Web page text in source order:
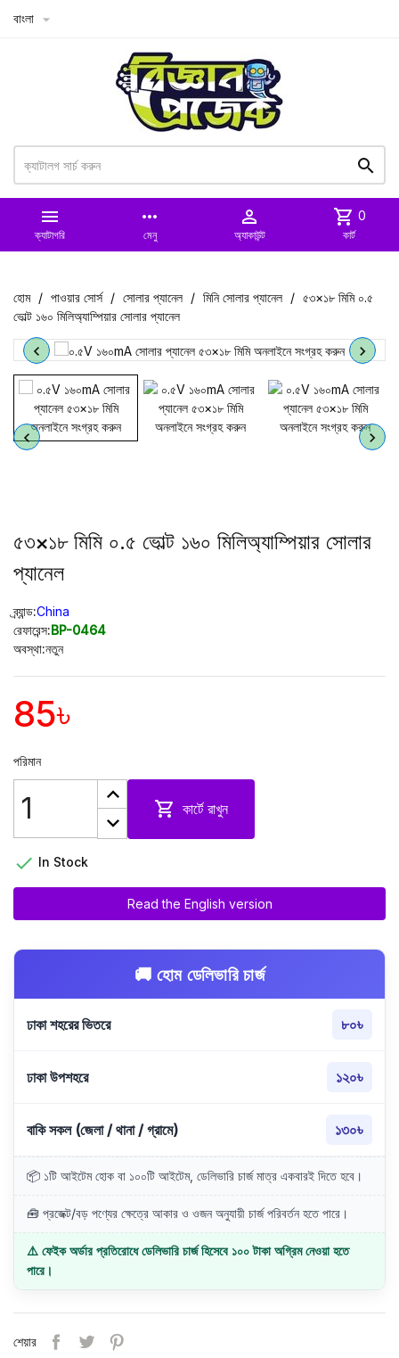
বাংলা 


ক্যাটাগরি
more_horiz
মেনু

অ্যাকাউন্ট
shopping_cart 0
কার্ট
হোম পাওয়ার সোর্স সোলার প্যানেল মিনি সোলার প্যানেল
৫৩×১৮ মিমি ০.৫
ভোল্ট ১৬০ মিলিঅ্যাম্পিয়ার সোলার প্যানেল
৫৩×১৮ মিমি ০.৫ ভোল্ট ১৬০ মিলিঅ্যাম্পিয়ার সোলার
প্যানেল
ব্র্যান্ড:China
রেফারেন্স:BP-0464
অবস্থা:নতুন
85৳
পরিমান
 কার্টে রাখুন
 In Stock
Read the English version
🚚 হোম ডেলিভারি চার্জ
ঢাকা শহরের ভিতরে ৮০৳
ঢাকা উপশহরে ১২০৳
বাকি সকল (জেলা / থানা / গ্রামে) ১৩০৳
📦 ১টি আইটেম হোক বা ১০০টি আইটেম, ডেলিভারি চার্জ মাত্র একবারই দিতে হবে।
🧰 প্রজেক্ট/বড় পণ্যের ক্ষেত্রে আকার ও ওজন অনুযায়ী চার্জ পরিবর্তন হতে পারে।
⚠️ ফেইক অর্ডার প্রতিরোধে ডেলিভারি চার্জ হিসেবে ১০০ টাকা অগ্রিম নেওয়া হতে
পারে।
শেয়ার